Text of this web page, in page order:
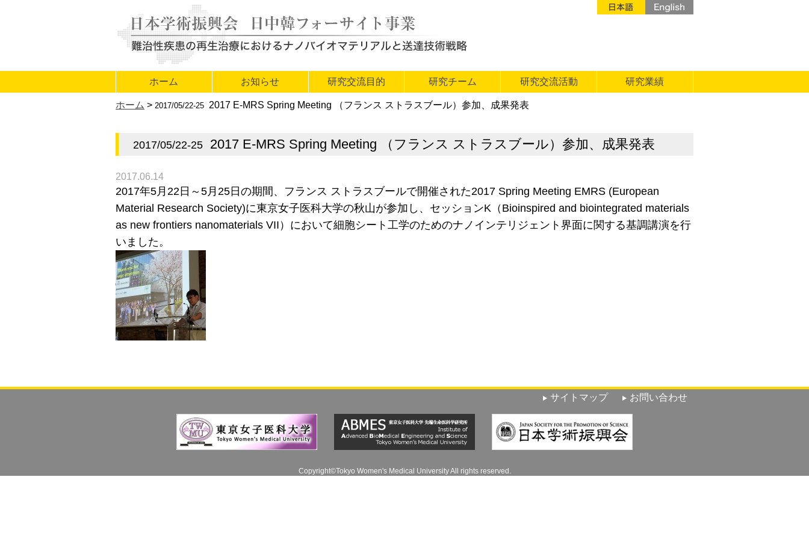
ホーム > 2017/05/22-25 2017 E-MRS Spring Meeting （フランス ストラスブール）参加、成果発表
2017/05/22-25 2017 E-MRS Spring Meeting （フランス ストラスブール）参加、成果発表
2017.06.14
2017年5月22日～5月25日の期間、フランス ストラスブールで開催された2017 Spring Meeting EMRS (European
Material Research Society)に東京女子医科大学の秋山が参加し、セッションK（Bioinspired and biointegrated materials
as new frontiers nanomaterials VII）において細胞シート工学のためのナノインテリジェント界面に関する基調講演を行
いました。
ホーム お知らせ 研究交流目的 研究チーム 研究交流活動 研究業績
サイトマップ お問い合わせ
Copyright©Tokyo Women's Medical University All rights reserved.